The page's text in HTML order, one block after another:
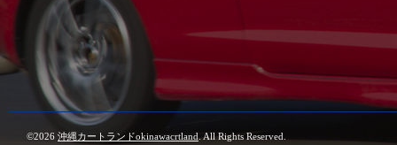
©2026 沖縄カートランドokinawacrtland . All Rights Reserved.